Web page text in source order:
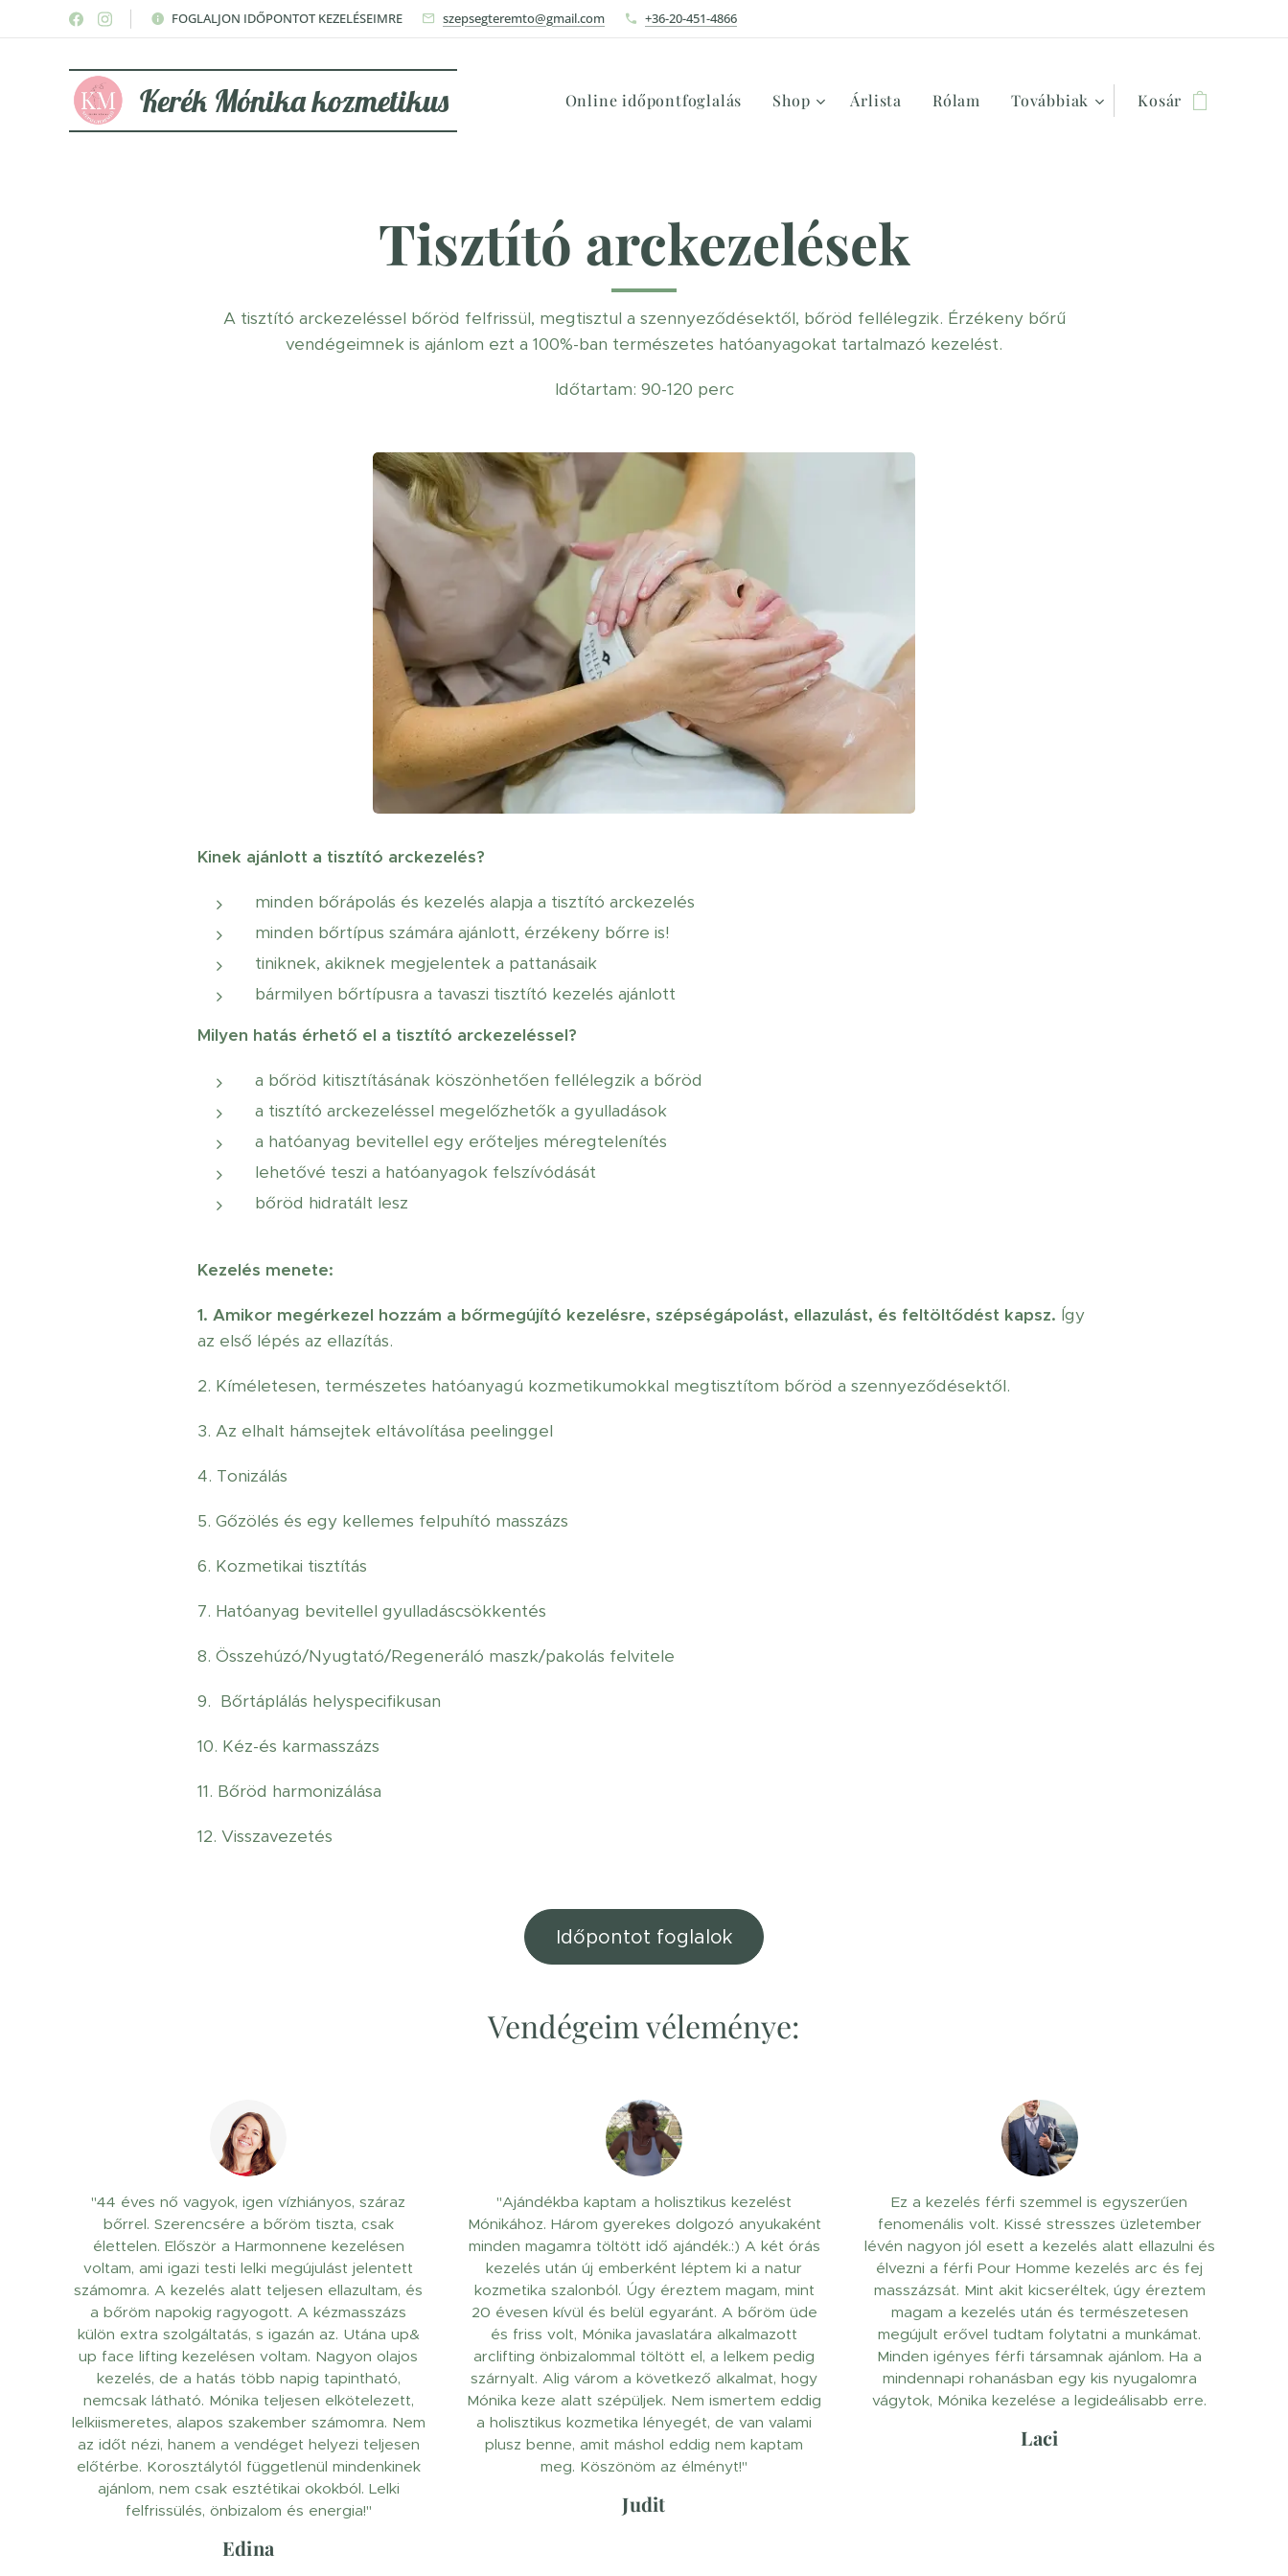
FOGLALJON IDŐPONTOT KEZELÉSEIMRE szepsegteremto@gmail.com +36-20-451-4866
Kerék Mónika kozmetikus Online időpontfoglalás Shop Árlista Rólam Továbbiak Kosár
Tisztító arckezelések
A tisztító arckezeléssel bőröd felfrissül, megtisztul a szennyeződésektől, bőröd fellélegzik. Érzékeny bőrű
vendégeimnek is ajánlom ezt a 100%-ban természetes hatóanyagokat tartalmazó kezelést.
Időtartam: 90-120 perc
Kinek ajánlott a tisztító arckezelés?
minden bőrápolás és kezelés alapja a tisztító arckezelés
minden bőrtípus számára ajánlott, érzékeny bőrre is!
tiniknek, akiknek megjelentek a pattanásaik
bármilyen bőrtípusra a tavaszi tisztító kezelés ajánlott
Milyen hatás érhető el a tisztító arckezeléssel?
a bőröd kitisztításának köszönhetően fellélegzik a bőröd
a tisztító arckezeléssel megelőzhetők a gyulladások
a hatóanyag bevitellel egy erőteljes méregtelenítés
lehetővé teszi a hatóanyagok felszívódását
bőröd hidratált lesz
Kezelés menete:
1. Amikor megérkezel hozzám a bőrmegújító kezelésre, szépségápolást, ellazulást, és feltöltődést kapsz. Így
az első lépés az ellazítás.
2. Kíméletesen, természetes hatóanyagú kozmetikumokkal megtisztítom bőröd a szennyeződésektől.
3. Az elhalt hámsejtek eltávolítása peelinggel
4. Tonizálás
5. Gőzölés és egy kellemes felpuhító masszázs
6. Kozmetikai tisztítás
7. Hatóanyag bevitellel gyulladáscsökkentés
8. Összehúzó/Nyugtató/Regeneráló maszk/pakolás felvitele
9. Bőrtáplálás helyspecifikusan
10. Kéz-és karmasszázs
11. Bőröd harmonizálása
12. Visszavezetés
Időpontot foglalok
Vendégeim véleménye:
"44 éves nő vagyok, igen vízhiányos, száraz
bőrrel. Szerencsére a bőröm tiszta, csak
élettelen. Először a Harmonnene kezelésen
voltam, ami igazi testi lelki megújulást jelentett
számomra. A kezelés alatt teljesen ellazultam, és
a bőröm napokig ragyogott. A kézmasszázs
külön extra szolgáltatás, s igazán az. Utána up&
up face lifting kezelésen voltam. Nagyon olajos
kezelés, de a hatás több napig tapintható,
nemcsak látható. Mónika teljesen elkötelezett,
lelkiismeretes, alapos szakember számomra. Nem
az időt nézi, hanem a vendéget helyezi teljesen
előtérbe. Korosztálytól függetlenül mindenkinek
ajánlom, nem csak esztétikai okokból. Lelki
felfrissülés, önbizalom és energia!"
Edina
"Ajándékba kaptam a holisztikus kezelést
Mónikához. Három gyerekes dolgozó anyukaként
minden magamra töltött idő ajándék.:) A két órás
kezelés után új emberként léptem ki a natur
kozmetika szalonból. Úgy éreztem magam, mint
20 évesen kívül és belül egyaránt. A bőröm üde
és friss volt, Mónika javaslatára alkalmazott
arclifting önbizalommal töltött el, a lelkem pedig
szárnyalt. Alig várom a következő alkalmat, hogy
Mónika keze alatt szépüljek. Nem ismertem eddig
a holisztikus kozmetika lényegét, de van valami
plusz benne, amit máshol eddig nem kaptam
meg. Köszönöm az élményt!"
Judit
Ez a kezelés férfi szemmel is egyszerűen
fenomenális volt. Kissé stresszes üzletember
lévén nagyon jól esett a kezelés alatt ellazulni és
élvezni a férfi Pour Homme kezelés arc és fej
masszázsát. Mint akit kicseréltek, úgy éreztem
magam a kezelés után és természetesen
megújult erővel tudtam folytatni a munkámat.
Minden igényes férfi társamnak ajánlom. Ha a
mindennapi rohanásban egy kis nyugalomra
vágytok, Mónika kezelése a legideálisabb erre.
Laci